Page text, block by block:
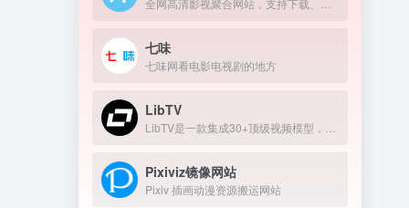
七味
七味网看电影电视剧的地方
LibTV
Pixiviz镜像网站
Pixiv 插画动漫资源搬运网站